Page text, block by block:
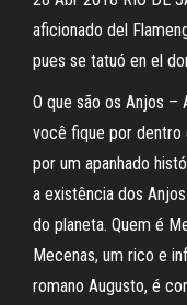
aficionado del
pues se tatuó en el
O que são os Anjos –
você fique por dentro
por um apanhado
a existência dos
do planeta. Quem é
Mecenas, um rico e
romano Augusto, é